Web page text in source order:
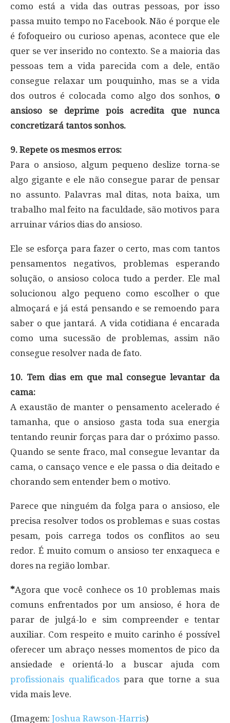
como está a vida das outras pessoas, por isso
passa muito tempo no Facebook. Não é porque ele
é fofoqueiro ou curioso apenas, acontece que ele
quer se ver inserido no contexto. Se a maioria das
pessoas tem a vida parecida com a dele, então
consegue relaxar um pouquinho, mas se a vida
dos outros é colocada como algo dos sonhos, o
ansioso se deprime pois acredita que nunca
concretizará tantos sonhos.
9. Repete os mesmos erros:
Para o ansioso, algum pequeno deslize torna-se
algo gigante e ele não consegue parar de pensar
no assunto. Palavras mal ditas, nota baixa, um
trabalho mal feito na faculdade, são motivos para
arruinar vários dias do ansioso.
Ele se esforça para fazer o certo, mas com tantos
pensamentos negativos, problemas esperando
solução, o ansioso coloca tudo a perder. Ele mal
solucionou algo pequeno como escolher o que
almoçará e já está pensando e se remoendo para
saber o que jantará. A vida cotidiana é encarada
como uma sucessão de problemas, assim não
consegue resolver nada de fato.
10. Tem dias em que mal consegue levantar da
cama:
A exaustão de manter o pensamento acelerado é
tamanha, que o ansioso gasta toda sua energia
tentando reunir forças para dar o próximo passo.
Quando se sente fraco, mal consegue levantar da
cama, o cansaço vence e ele passa o dia deitado e
chorando sem entender bem o motivo.
Parece que ninguém da folga para o ansioso, ele
precisa resolver todos os problemas e suas costas
pesam, pois carrega todos os conflitos ao seu
redor. É muito comum o ansioso ter enxaqueca e
dores na região lombar.
*Agora que você conhece os 10 problemas mais
comuns enfrentados por um ansioso, é hora de
parar de julgá-lo e sim compreender e tentar
auxiliar. Com respeito e muito carinho é possível
oferecer um abraço nesses momentos de pico da
ansiedade e orientá-lo a buscar ajuda com
profissionais qualificadospara que torne a sua
vida mais leve.
(Imagem: Joshua Rawson-Harris)